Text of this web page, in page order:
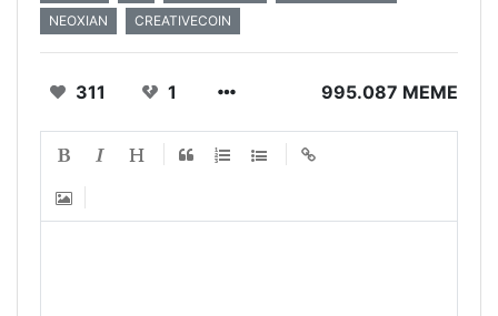
NEOXIAN
CREATIVECOIN
311 1 995.087 MEME